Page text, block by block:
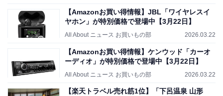
【Amazonお買い得情報】JBL「ワイヤレスイ
ヤホン」が特別価格で登場中【3月22日】
All About ニュース お買いもの部 2026.03.22
【Amazonお買い得情報】ケンウッド「カーオ
ーディオ」が特別価格で登場中【3月22日】
All About ニュース お買いもの部 2026.03.22
【楽天トラベル売れ筋1位】「下呂温泉 山形